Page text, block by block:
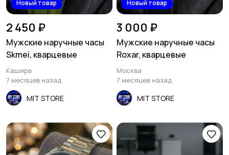
Новый товар
2 450 ₽
Мужские наручные часы
Skmei, кварцевые
Кашира
7 месяцев назад
MIT STORE
Новый товар
3 000 ₽
Мужские наручные часы
Roxar, кварцевые
Москва
7 месяцев назад
MIT STORE